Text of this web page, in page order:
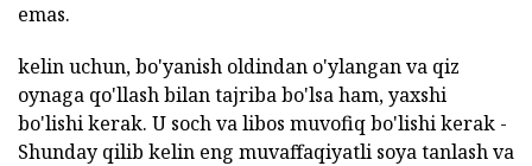
emas.
kelin uchun, bo'yanish oldindan o'ylangan va qiz
oynaga qo'llash bilan tajriba bo'lsa ham, yaxshi
bo'lishi kerak. U soch va libos muvofiq bo'lishi kerak -
Shunday qilib kelin eng muvaffaqiyatli soya tanlash va